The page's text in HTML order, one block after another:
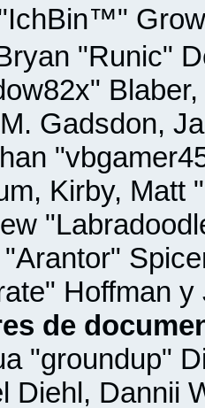
"Runic"
Gadsdon,
Kirby, Matt
Hoffman
de
"groundup"
Diehl, Dannii